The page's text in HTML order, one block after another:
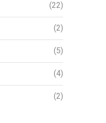
(22)
(2)
(5)
(4)
(2)